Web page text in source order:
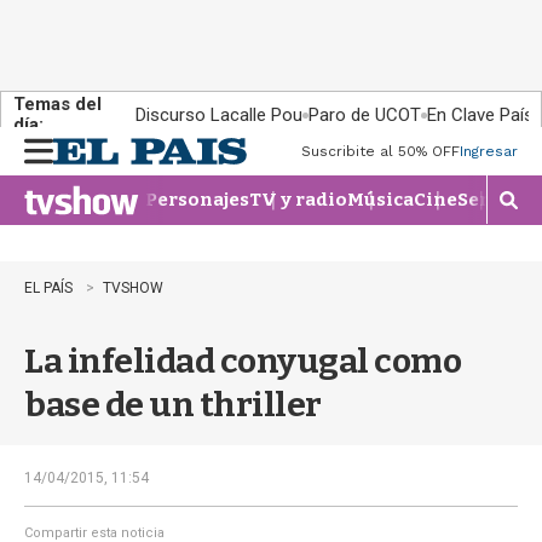
Temas del
día:
Discurso Lacalle Pou Paro de UCOT En Clave País
n
u
Suscribite al 50% OFFIngresar
PersonajesTV y radioMúsicaCineSeries
M
o
e
EL PAÍS TVSHOW
La infelidad conyugal como
base de un thriller
14/04/2015, 11:54
Compartir esta noticia